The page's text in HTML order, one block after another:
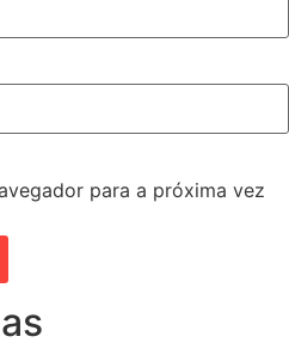
para a próxima vez